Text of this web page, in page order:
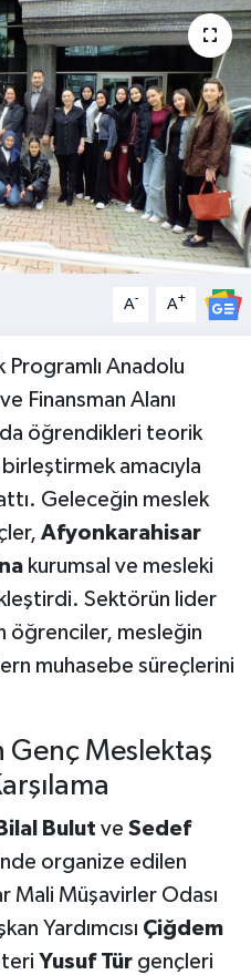
A- A+
Programlı Anadolu
Finansman Alanı
öğrendikleri teorik
amacıyla
Geleceğin meslek
Afyonkarahisar
kurumsal ve mesleki
Sektörün lider
öğrenciler, mesleğin
muhasebe süreçlerini
Genç Meslektaş
Bilal Bulut ve Sedef
organize edilen
Müşavirler Odası
Yardımcısı Çiğdem
Yusuf Türgençleri